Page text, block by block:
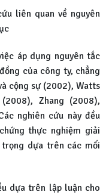
liên quan về nguyên
áp dụng nguyên tắc
của công ty, chẳng
cộng sự (2002), Watts
Zhang (2008),
nghiên cứu này đều
thực nghiệm giải
dựa trên các mối
dựa trên lập luận cho